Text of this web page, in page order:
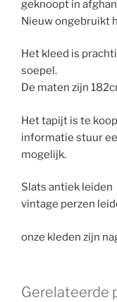
geknoopt in
Nieuw ongebruikt
Het kleed is
soepel.
De maten zijn
Het tapijt is te
informatie stuur
mogelijk.
Slats antiek leiden
vintage perzen
onze kleden zijn
Gerelateerde